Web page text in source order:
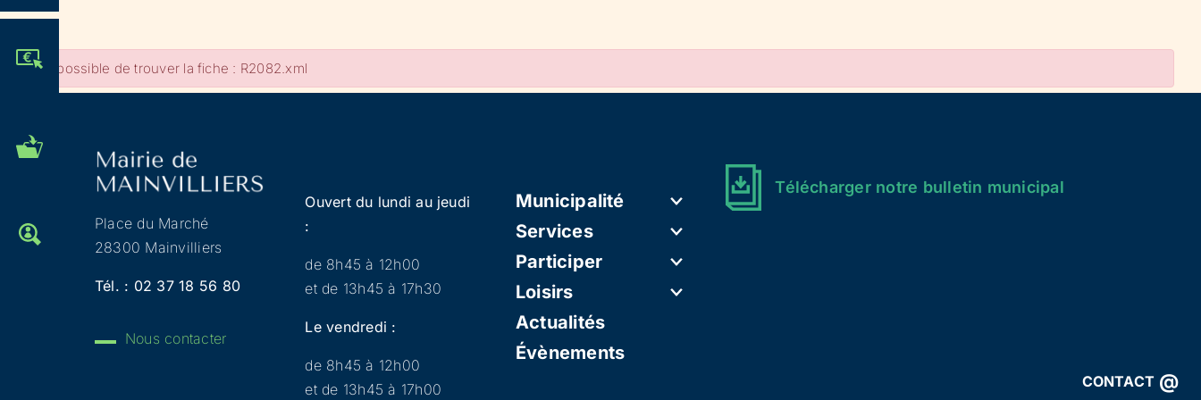
ADMINISTRATIVES
OFFRES D'EMPLOI
CONTACT @
Impossible de trouver la fiche : R2082.xml
Place du Marché
28300 Mainvilliers
Tél. : 02 37 18 56 80
Nous contacter
Ouvert du lundi au jeudi
:
de 8h45 à 12h00
et de 13h45 à 17h30
Le vendredi :
de 8h45 à 12h00
et de 13h45 à 17h00
Municipalité
Services
Participer
Loisirs
Actualités
Évènements
Télécharger notre bulletin municipal